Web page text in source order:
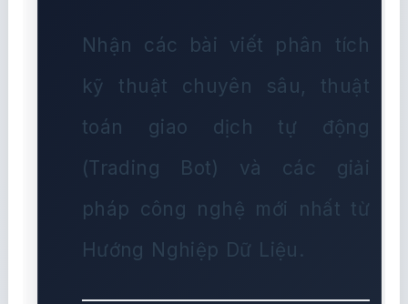
Nhận các bài viết phân tích
kỹ thuật chuyên sâu, thuật
toán giao dịch tự động
(Trading Bot) và các giải
pháp công nghệ mới nhất từ
Hướng Nghiệp Dữ Liệu.